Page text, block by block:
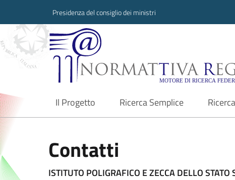
Presidenza del consiglio dei ministri
Normattiva
Il Progetto
current Ricerca Semplice
Contatti
ISTITUTO POLIGRAFICO E ZECCA DELLO STATO